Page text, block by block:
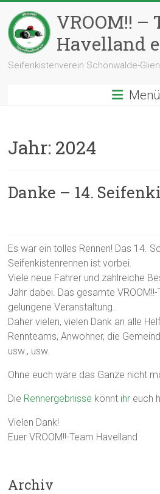
Inhalt
springen
VROOM!! –
Havelland
Seifenkistenverein Schönwalde-Glien
Menü
Jahr: 2024
Danke – 14.
Es war ein tolles Rennen! Das 14.
Seifenkistenrennen ist vorbei.
Viele neue Fahrer und zahlreiche
Jahr dabei. Das gesamte
gelungene Veranstaltung.
Daher vielen, vielen Dank an alle
Rennteams, Anwohner, die
usw., usw.
Ohne euch wäre das Ganze nicht
Die Rennergebnisse könnt ihr euch
Vielen Dank!
Euer VROOM!!-Team Havelland
Archiv